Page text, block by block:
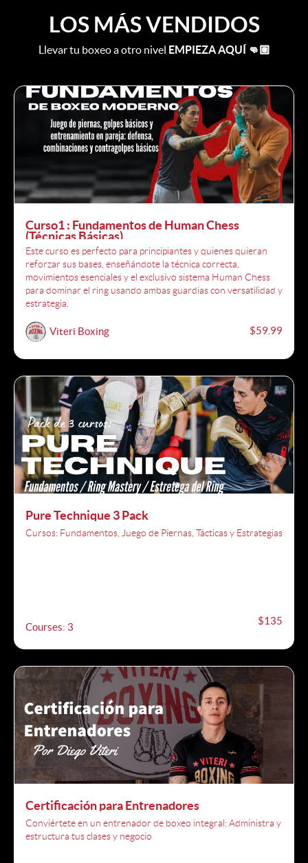
LOS MÁS VENDIDOS
Llevar tu boxeo a otro nivel EMPIEZA AQUÍ 👊🏽
Curso1 : Fundamentos de Human Chess
(Técnicas Básicas)
Este curso es perfecto para principiantes y quienes quieran
reforzar sus bases, enseñándote la técnica correcta,
movimientos esenciales y el exclusivo sistema Human Chess
para dominar el ring usando ambas guardias con versatilidad y
estrategia.
Viteri Boxing $59.99
Pure Technique 3 Pack
Cursos: Fundamentos, Juego de Piernas, Tácticas y Estrategias
Courses: 3
$135
Certificación para Entrenadores
Conviértete en un entrenador de boxeo integral: Administra y
estructura tus clases y negocio